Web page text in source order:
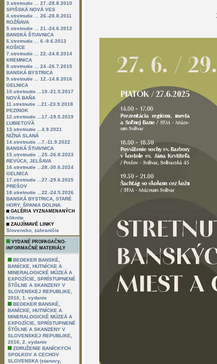
3.stretnutie ... 27.-28.8.2010
SPIŠSKÁ NOVÁ VES
4.stretnutie ... 26.-28.8.2011
ROŽŇAVA
5.stretnutie ... 21.-24.6.2012
BANSKÁ ŠTIAVNICA
6.stretnutie ... 6.-9.6.2013
KOŠICE
7.stretnutie ... 22.-24.8.2014
KREMNICA
8.stretnutie ... 24.-26.7.2015
BANSKÁ BYSTRICA
9.stretnutie ... 12.-14.8.2016
GELNICA
10.stretnutie ...19.-21.5.2017
NOVÁ BAŇA
11.stretnutie ...21.-23.9.2018
PEZINOK
12.stretnutie ...17.-19.5.2019
ĽUBIETOVÁ
13.stretnutie ...4.9.2021
NIŽNÁ SLANÁ
14.stretnutie ...7.-11.9.2022
BANSKÁ ŠTIAVNICA
15.stretnutie ...25.-26.8.2023
REVÚCA, JELŠAVA
16.stretnutie ...28.-30.6.2024
GELNICA
17.stretnutie ...27.-29.6.2025
PREŠOV
18.stretnutie ...22.-24.5.2026
BANSKÁ BYSTRICA, STARÉ
HORY, ŠPANIA DOLINA
GALÉRIA VYZNAMENANÝCH
kliknite
ZAUJÍMAVÉ LINKY
Slovensko zahraničie
VYDANÉ PROPAGAČNO-
INFORMAČNÉ MATERIÁLY
BEDEKER BANSKÉ,
BANÍCKE, HUTNÍCKE A
MINERALOGICKÉ MÚZEÁ A
EXPOZÍCIE, SPRÍSTUPNENÉ
ŠTÔLNE A SKANZENY V
SLOVENSKEJ REPUBLIKE,
2016, 1. vydanie
BEDEKER BANSKÉ,
BANÍCKE, HUTNÍCKE A
MINERALOGICKÉ MÚZEÁ A
EXPOZÍCIE, SPRÍSTUPNENÉ
ŠTÔLNE A SKANZENY V
SLOVENSKEJ REPUBLIKE,
2016, 2. vydanie
ZDRUŽENIE BANÍCKYCH
SPOLKOV A CECHOV
SLOVENSKA (stanovy,